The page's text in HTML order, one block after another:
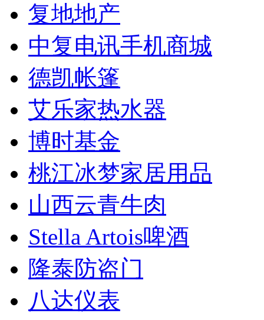
复地地产
中复电讯手机商城
德凯帐篷
艾乐家热水器
博时基金
桃江冰梦家居用品
山西云青牛肉
Stella Artois啤酒
隆泰防盗门
八达仪表